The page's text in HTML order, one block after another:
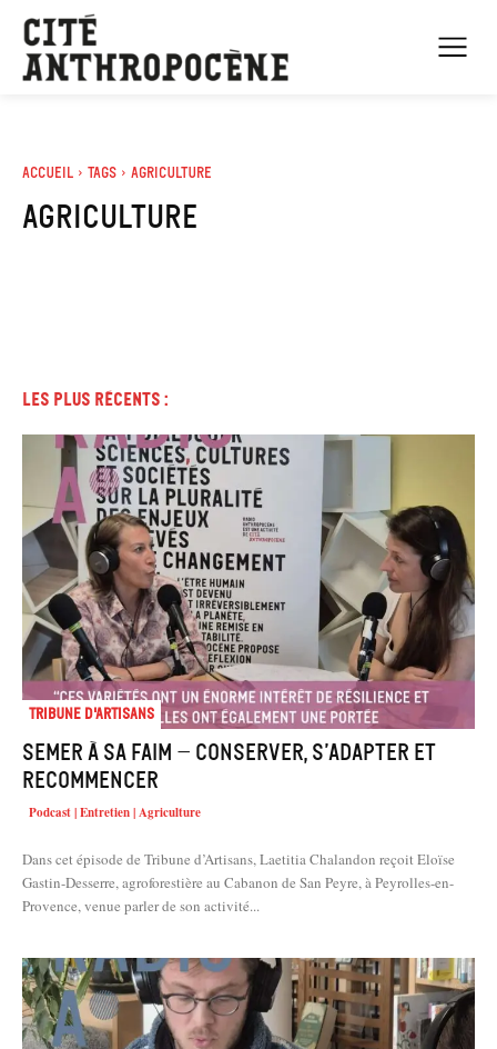
Accueil Tags Agriculture
agriculture
Les plus récents :
Tribune d'artisans
Semer à sa faim – conserver, s’adapter et
recommencer
Podcast | Entretien | Agriculture
Dans cet épisode de Tribune d’Artisans, Laetitia Chalandon reçoit Eloïse
Gastin-Desserre, agroforestière au Cabanon de San Peyre, à Peyrolles-en-
Provence, venue parler de son activité...